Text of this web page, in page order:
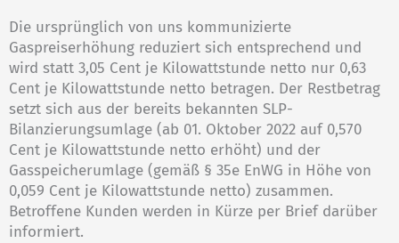
Die ursprünglich von uns kommunizierte
Gaspreiserhöhung reduziert sich entsprechend und
wird statt 3,05 Cent je Kilowattstunde netto nur 0,63
Cent je Kilowattstunde netto betragen. Der Restbetrag
setzt sich aus der bereits bekannten SLP-
Bilanzierungsumlage (ab 01. Oktober 2022 auf 0,570
Cent je Kilowattstunde netto erhöht) und der
Gasspeicherumlage (gemäß § 35e EnWG in Höhe von
0,059 Cent je Kilowattstunde netto) zusammen.
Betroffene Kunden werden in Kürze per Brief darüber
informiert.